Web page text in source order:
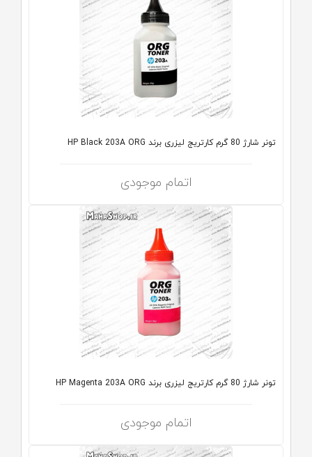
تونر شارژ 80 گرم کارتریج لیزری برند HP Black 203A ORG
اتمام موجودی
تونر شارژ 80 گرم کارتریج لیزری برند HP Magenta 203A ORG
اتمام موجودی